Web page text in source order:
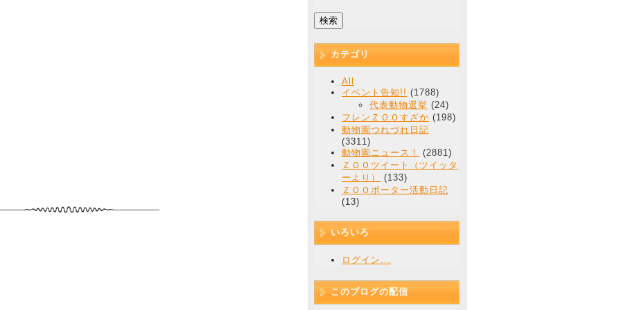
カテゴリ
All
イベント告知!! (1788)
代表動物選挙 (24)
フレンＺＯＯすざか (198)
動物園つれづれ日記
(3311)
動物園ニュース！
(2881)
ＺＯＯツイート（ツイッタ
ーより）
(133)
ＺＯＯポーター活動日記
(13)
いろいろ
ログイン...
このブログの配信